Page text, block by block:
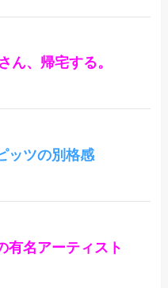
ん、帰宅する。
ッツの別格感
有名アーティスト